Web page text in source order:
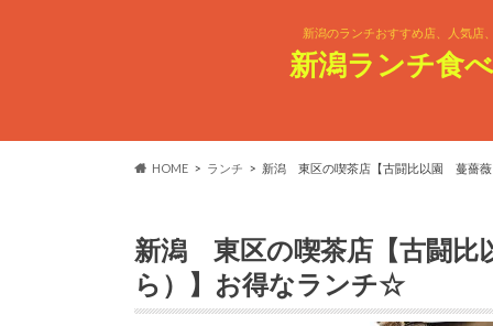
新潟のランチおすすめ店、人気店
新潟ランチ食
HOME ランチ 新潟 東区の喫茶店【古闘比以園 蔓薔薇
新潟 東区の喫茶店【古闘
ら）】お得なランチ☆